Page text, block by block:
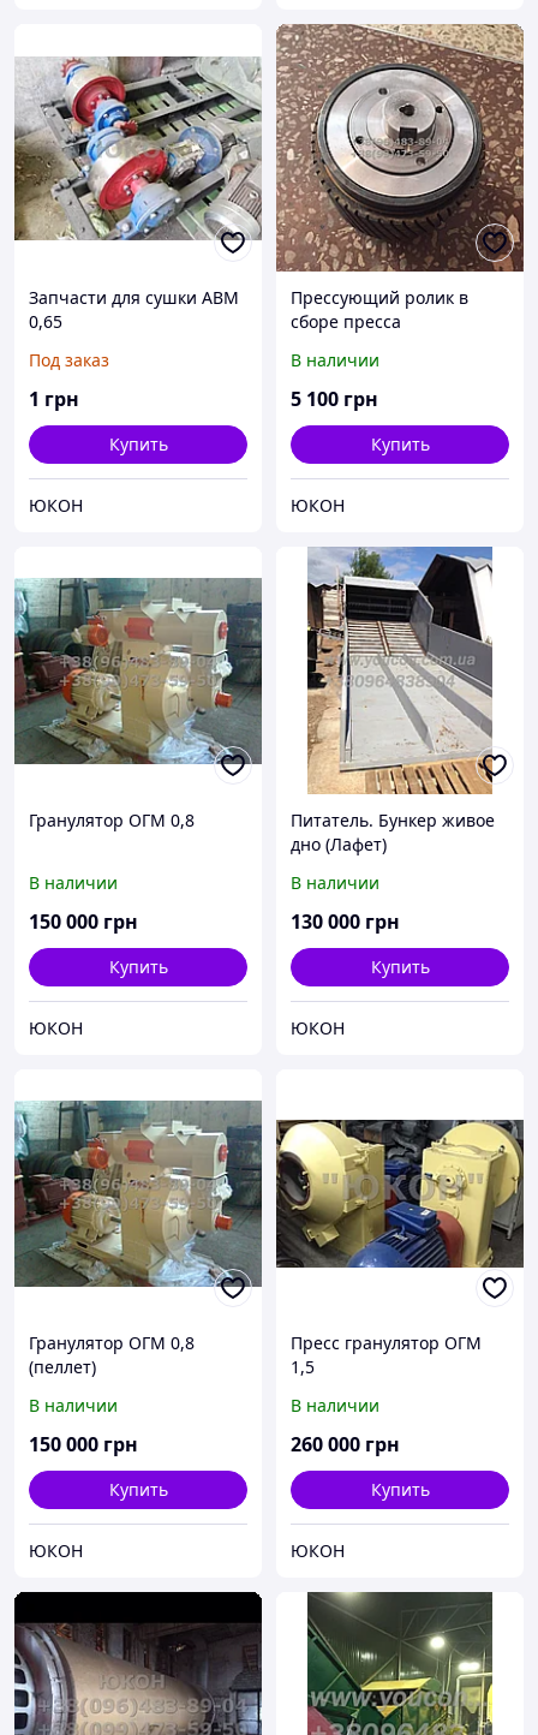
Запчасти для сушки АВМ
0,65
Под заказ
1 грн
Купить
ЮКОН
Прессующий ролик в
сборе пресса
Роллер
В наличии
5 100 грн
Купить
ЮКОН
Гранулятор ОГМ 0,8
В наличии
150 000 грн
Купить
ЮКОН
Питатель. Бункер живое
дно (Лафет)
В наличии
130 000 грн
Купить
ЮКОН
Гранулятор ОГМ 0,8
(пеллет)
В наличии
150 000 грн
Купить
ЮКОН
Пресс гранулятор ОГМ
1,5
В наличии
260 000 грн
Купить
ЮКОН